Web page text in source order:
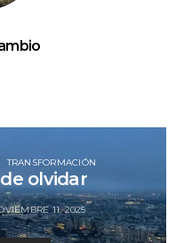
TRANSFORMACIÓN
olvidar
11, 2025